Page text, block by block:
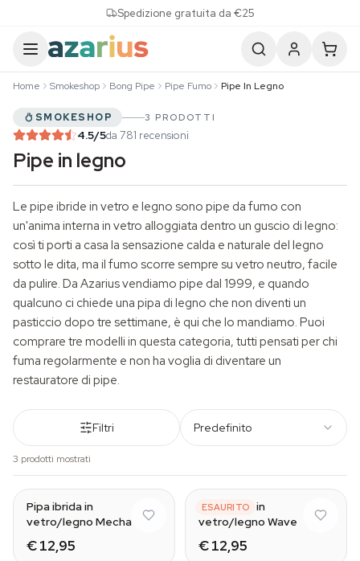
Spedizione gratuita da €25
Home Smokeshop Bong Pipe Pipe Fumo Pipe In Legno
SMOKESHOP 3 PRODOTTI
4.5/5da 781 recensioni
Pipe in legno
Le pipe ibride in vetro e legno sono pipe da fumo con
un'anima interna in vetro alloggiata dentro un guscio di legno:
così ti porti a casa la sensazione calda e naturale del legno
sotto le dita, ma il fumo scorre sempre su vetro neutro, facile
da pulire. Da Azarius vendiamo pipe dal 1999, e quando
qualcuno ci chiede una pipa di legno che non diventi un
pasticcio dopo tre settimane, è qui che lo mandiamo. Puoi
comprare tre modelli in questa categoria, tutti pensati per chi
fuma regolarmente e non ha voglia di diventare un
restauratore di pipe.
Filtri Predefinito
3 prodotti mostrati
Pipa ibrida in
vetro/legno Mecha
€ 12,95
ESAURITO
Pipa ibrida in
vetro/legno Wave
€ 12,95